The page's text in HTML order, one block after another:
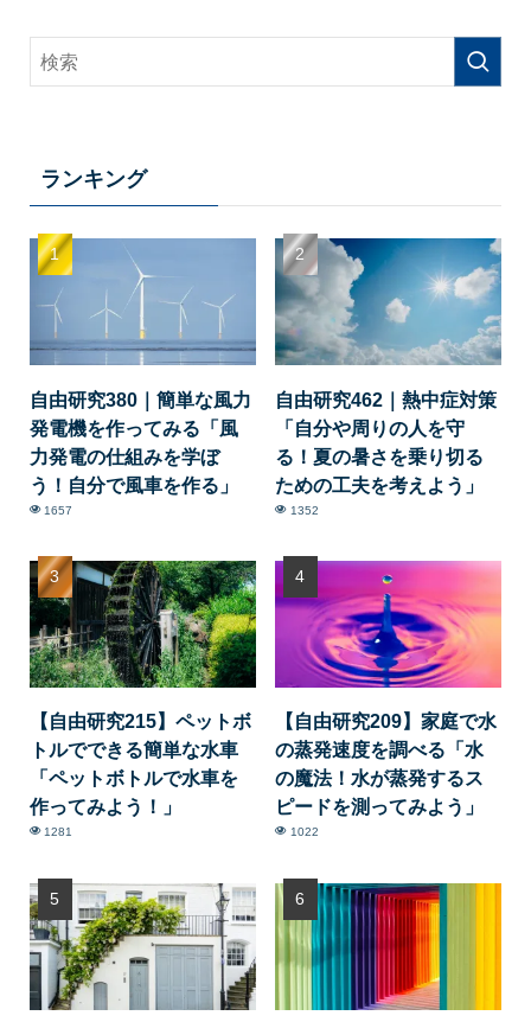
ランキング
自由研究380｜簡単な風力
発電機を作ってみる「風
力発電の仕組みを学ぼ
う！自分で風車を作る」
1657
自由研究462｜熱中症対策
「自分や周りの人を守
る！夏の暑さを乗り切る
ための工夫を考えよう」
1352
【自由研究215】ペットボ
トルでできる簡単な水車
「ペットボトルで水車を
作ってみよう！」
1281
【自由研究209】家庭で水
の蒸発速度を調べる「水
の魔法！水が蒸発するス
ピードを測ってみよう」
1022